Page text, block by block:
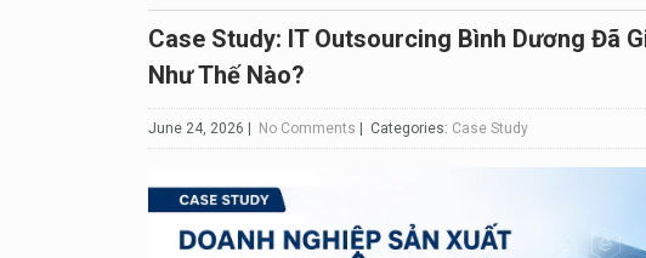
Case Study: IT Outsourcing Bình Dương Đã
Như Thế Nào?
June 24, 2026 No Comments | Categories: Case Study